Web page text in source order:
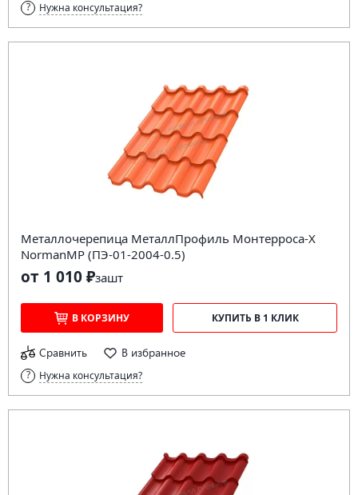
Нужна консультация?
Металлочерепица МеталлПрофиль Монтерроса-X
NormanMP (ПЭ-01-2004-0.5)
от 1 010 ₽зашт
В КОРЗИНУ КУПИТЬ В 1 КЛИК
Сравнить В избранное
Нужна консультация?